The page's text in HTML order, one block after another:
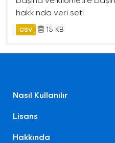
hakkında veri seti
CSV 15 KB
Nasıl Kullanılır
Lisans
Hakkında